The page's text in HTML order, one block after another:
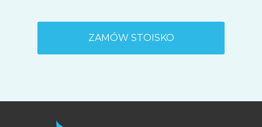
ZAMÓW STOISKO